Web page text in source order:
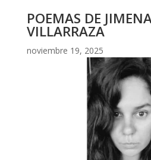
POEMAS DE
VILLARRAZA
noviembre 19, 2025